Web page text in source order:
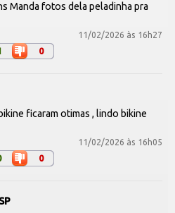
Manda fotos dela peladinha pra
11/02/2026 às 16h27
0
ficaram otimas , lindo bikine
11/02/2026 às 16h05
0